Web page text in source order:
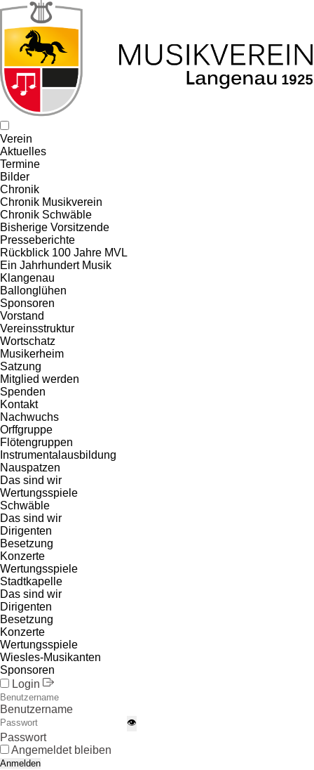
Verein
Aktuelles
Termine
Bilder
Chronik
Chronik Musikverein
Chronik Schwäble
Bisherige Vorsitzende
Presseberichte
Rückblick 100 Jahre MVL
Ein Jahrhundert Musik
Klangenau
Ballonglühen
Sponsoren
Vorstand
Vereinsstruktur
Wortschatz
Musikerheim
Satzung
Mitglied werden
Spenden
Kontakt
Nachwuchs
Orffgruppe
Flötengruppen
Instrumentalausbildung
Nauspatzen
Das sind wir
Wertungsspiele
Schwäble
Das sind wir
Dirigenten
Besetzung
Konzerte
Wertungsspiele
Stadtkapelle
Das sind wir
Dirigenten
Besetzung
Konzerte
Wertungsspiele
Wiesles-Musikanten
Sponsoren
Login
Benutzername
👁
Passwort
Angemeldet bleiben
Anmelden